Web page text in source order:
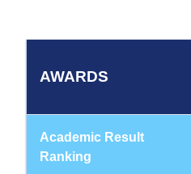
AWARDS
Academic Result
Ranking